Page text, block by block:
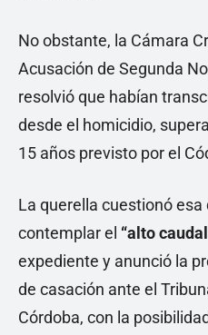
No obstante, la Cámara
Acusación de Segunda
resolvió que habían
desde el homicidio,
15 años previsto por el
La querella cuestionó esa
contemplar el “alto
expediente y anunció la
de casación ante el
Córdoba, con la